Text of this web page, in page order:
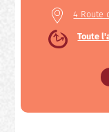
4 Route
Toute